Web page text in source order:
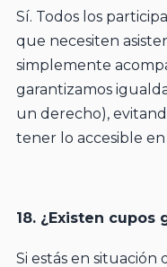
Sí. Todos los
que necesiten
simplemente
garantizamos
un derecho),
tener lo accesible en
18. ¿Existen cupos
Si estás en situación